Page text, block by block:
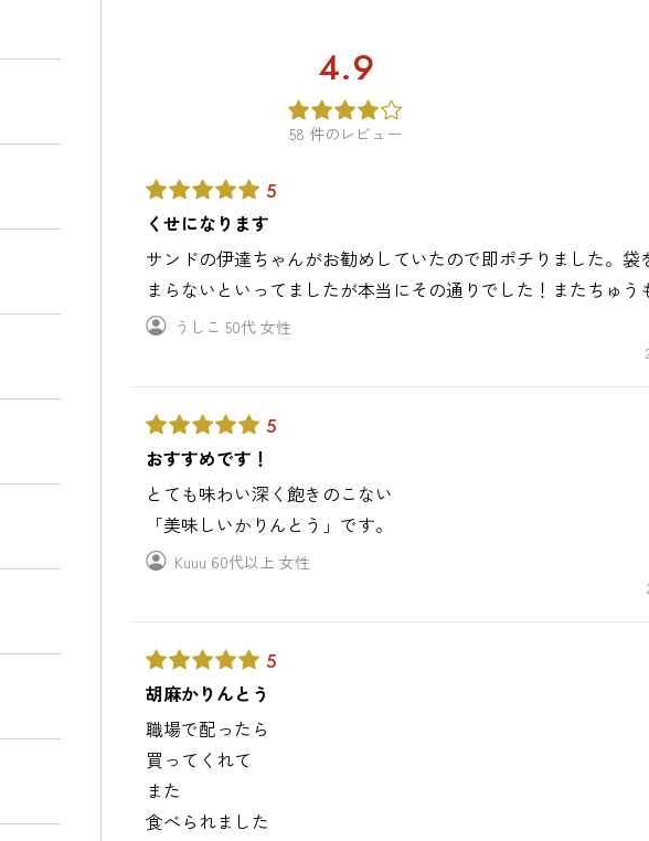
4.9
58 件のレビュー
5
くせになります
サンドの伊達ちゃんがお勧めしていたので即ポチりました。袋
まらないといってましたが本当にその通りでした！またちゅう
うしこ 50代 女性
5
おすすめです！
とても味わい深く飽きのこない
「美味しいかりんとう」です。
Kuuu 60代以上 女性
5
胡麻かりんとう
職場で配ったら
買ってくれて
また
食べられました